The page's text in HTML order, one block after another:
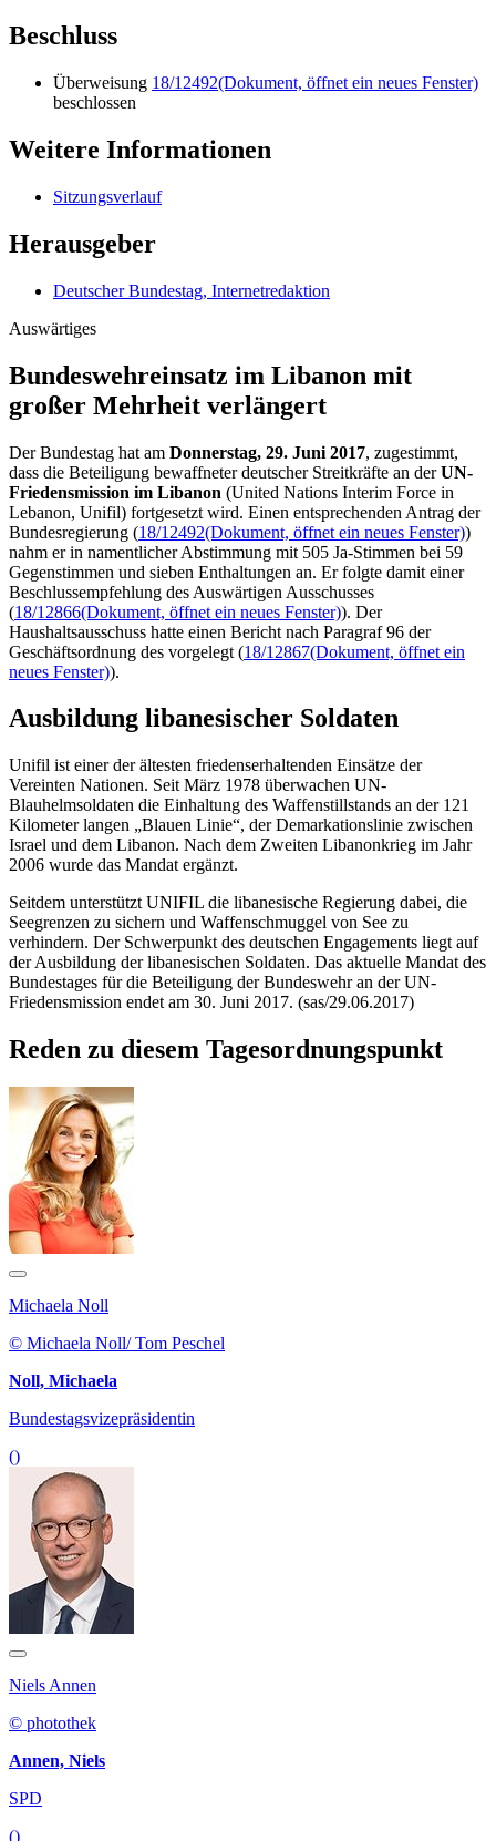
Beschluss
Überweisung 18/12492(Dokument, öffnet ein neues Fenster)
beschlossen
Weitere Informationen
Sitzungsverlauf
Herausgeber
Deutscher Bundestag, Internetredaktion
Auswärtiges
Bundeswehreinsatz im Liba­non mit
großer Mehr­heit verlängert
Der Bundestag hat am Donnerstag, 29. Juni 2017, zugestimmt,
dass die Beteiligung bewaffneter deutscher Streitkräfte an derUN-
Friedensmission im Libanon (United Nations Interim Force in
Lebanon, Unifil) fortgesetzt wird. Einen entsprechenden Antrag der
Bundesregierung (18/12492(Dokument, öffnet ein neues Fenster))
nahm er in namentlicher Abstimmung mit 505 Ja-Stimmen bei 59
Gegenstimmen und sieben Enthaltungen an. Er folgte damit einer
Beschlussempfehlung des Auswärtigen Ausschusses
(18/12866(Dokument, öffnet ein neues Fenster)). Der
Haushaltsausschuss hatte einen Bericht nach Paragraf 96 der
Geschäftsordnung des vorgelegt (18/12867(Dokument, öffnet ein
neues Fenster)).
Ausbildung libanesischer Soldaten
Unifil ist einer der ältesten friedenserhaltenden Einsätze der
Vereinten Nationen. Seit März 1978 überwachen UN-
Blauhelmsoldaten die Einhaltung des Waffenstillstands an der 121
Kilometer langen „Blauen Linie“, der Demarkationslinie zwischen
Israel und dem Libanon. Nach dem Zweiten Libanonkrieg im Jahr
2006 wurde das Mandat ergänzt.
Seitdem unterstützt UNIFIL die libanesische Regierung dabei, die
Seegrenzen zu sichern und Waffenschmuggel von See zu
verhindern. Der Schwerpunkt des deutschen Engagements liegt auf
der Ausbildung der libanesischen Soldaten. Das aktuelle Mandat des
Bundestages für die Beteiligung der Bundeswehr an der UN-
Friedensmission endet am 30. Juni 2017. (sas/29.06.2017)
Reden zu diesem Tagesordnungspunkt
Michaela Noll
© Michaela Noll/ Tom Peschel
Noll, Michaela
Bundestagsvizepräsidentin
()
Niels Annen
© photothek
Annen, Niels
SPD
()